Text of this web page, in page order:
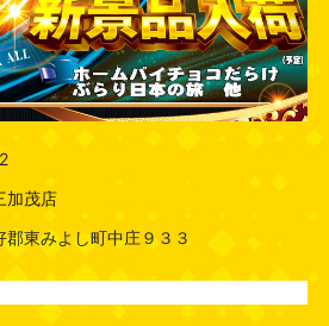
加茂店
郡東みよし町中庄９３３